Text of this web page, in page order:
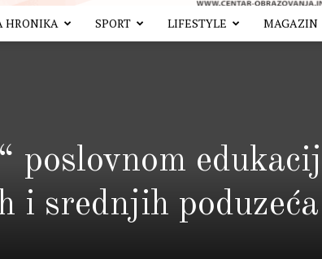
HRONIKA SPORT LIFESTYLE MAGAZIN
poslovnom
i srednjih poduzeća